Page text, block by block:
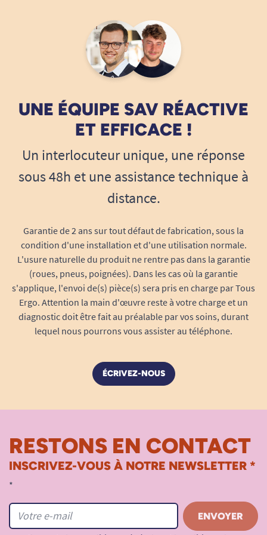
associé à la manipulation d’objets fragiles.
En situation d’handicap temporaire ou
permanent (fracture, tendinite,
rééducation...): il reste stable lorsqu’on
Utilisation professionnelle (hôpitaux,
maisons de retraite, écoles, restauration
collective…): garantit hygiène, robustesse
et praticité au quotidien.
Usage domestique intensif
: résiste aux
usages multiples de la famille, se nettoie
en un clin d’œil et reste impeccable au fil
Une “fleur” antidérapante qui change tout
Contrairement à d’autres modèles classiques, le
gobelet Ornamin antidérapant intègre une base
« fleur » emblématique : un discret motif en relief
qui améliore l’adhérence sans alourdir ni
entraver la prise en main. Ce design breveté
permet de poser ou reprendre le gobelet d’un
un mouvement maladroit. Discrète, cette
innovation n’altère ni l’esthétique ni l’utilisation
environnement, même habillé ou professionnel.
Sécurité optimale et confort
UNE ÉQUIPE SAV RÉACTIVE
ET EFFICACE !
Un interlocuteur unique, une réponse
sous 48h et une assistance technique à
distance.
Garantie de 2 ans sur tout défaut de fabrication, sous la
condition d'une installation et d'une utilisation normale.
L'usure naturelle du produit ne rentre pas dans la garantie
(roues, pneus, poignées). Dans les cas où la garantie
s'applique, l'envoi de(s) pièce(s) sera pris en charge par Tous
Ergo. Attention la main d'œuvre reste à votre charge et un
diagnostic doit être fait au préalable par vos soins, durant
lequel nous pourrons vous assister au téléphone.
ÉCRIVEZ-NOUS
RESTONS EN CONTACT
INSCRIVEZ-VOUS À NOTRE NEWSLETTER *
*